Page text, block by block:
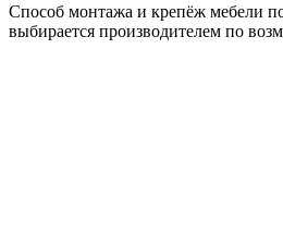
Способ монтажа и крепёж мебели
выбирается производителем по